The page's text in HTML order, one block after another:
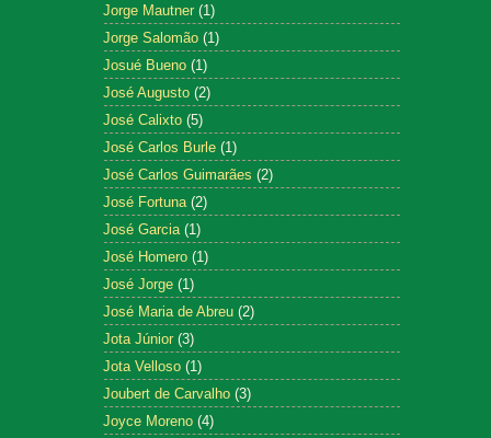
Jorge Mautner (1)
Jorge Salomão (1)
Josué Bueno (1)
José Augusto (2)
José Calixto (5)
José Carlos Burle (1)
José Carlos Guimarães (2)
José Fortuna (2)
José Garcia (1)
José Homero (1)
José Jorge (1)
José Maria de Abreu (2)
Jota Júnior (3)
Jota Velloso (1)
Joubert de Carvalho (3)
Joyce Moreno (4)